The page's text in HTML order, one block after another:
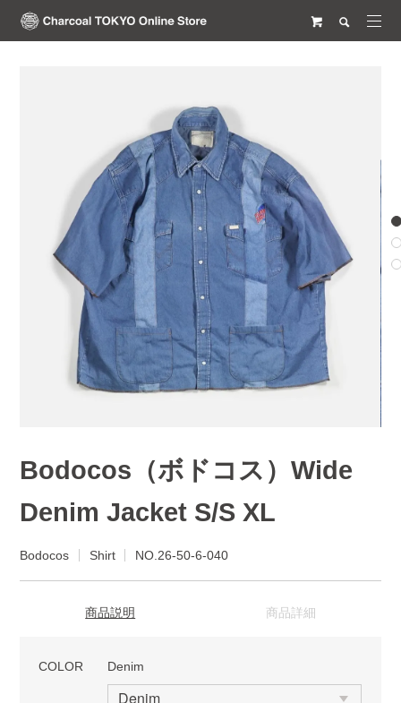
Bodocos（ボドコス）Wide
Denim Jacket S/S XL
Bodocos Shirt NO.26-50-6-040
商品説明 商品詳細
COLOR Denim